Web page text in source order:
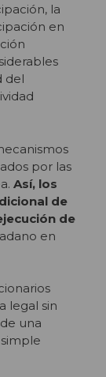
la
en
del
por las
Así, los
de
de
en
legal sin
una